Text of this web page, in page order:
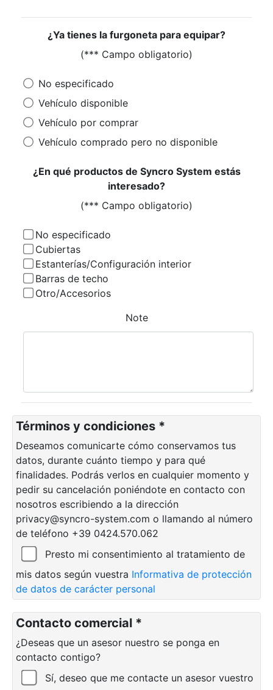
¿Ya tienes la furgoneta para equipar?
(*** Campo obligatorio)
No especificado
Vehículo disponible
Vehículo por comprar
Vehículo comprado pero no disponible
¿En qué productos de Syncro System estás
interesado?
(*** Campo obligatorio)
No especificado
Cubiertas
Estanterías/Configuración interior
Barras de techo
Otro/Accesorios
Note
Términos y condiciones *
Deseamos comunicarte cómo conservamos tus
datos, durante cuánto tiempo y para qué
finalidades. Podrás verlos en cualquier momento y
pedir su cancelación poniéndote en contacto con
nosotros escribiendo a la dirección
privacy@syncro-system.com o llamando al número
de teléfono +39 0424.570.062
Presto mi consentimiento al tratamiento de
mis datos según vuestra Informativa de protección
de datos de carácter personal
Contacto comercial *
¿Deseas que un asesor nuestro se ponga en
contacto contigo?
Sí, deseo que me contacte un asesor vuestro